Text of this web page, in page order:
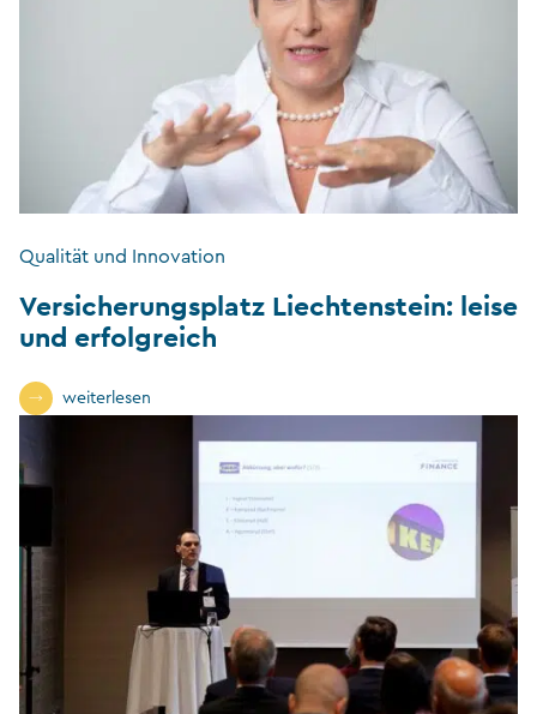
Qualität und Innovation
Versicherungsplatz Liechtenstein: leise
und erfolgreich
weiterlesen